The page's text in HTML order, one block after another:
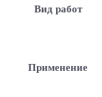
Вид работ
Применение